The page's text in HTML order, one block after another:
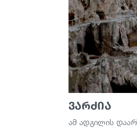
ვარძია
ამ ადგილის